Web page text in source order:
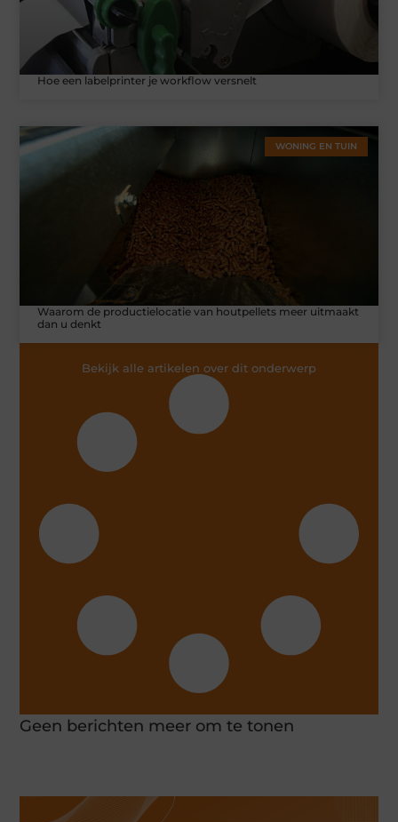
Hoe een labelprinter je workflow versnelt
WONING EN TUIN
Waarom de productielocatie van houtpellets meer uitmaakt
dan u denkt
Bekijk alle artikelen over dit onderwerp
Geen berichten meer om te tonen